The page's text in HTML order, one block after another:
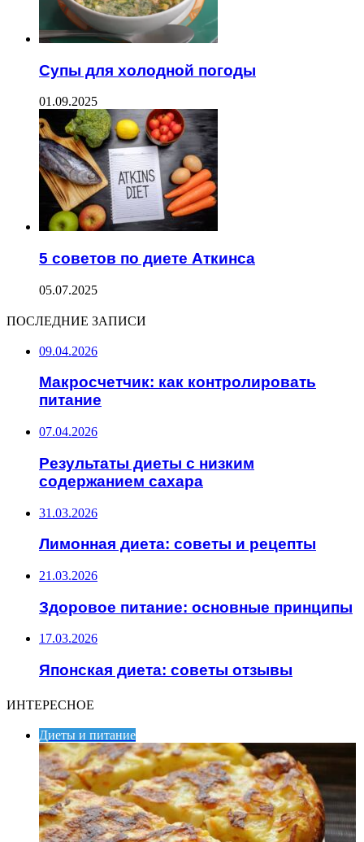
Супы для холодной погоды
01.09.2025
5 советов по диете Аткинса
05.07.2025
ПОСЛЕДНИЕ ЗАПИСИ
09.04.2026
Макросчетчик: как контролировать
питание
07.04.2026
Результаты диеты с низким
содержанием сахара
31.03.2026
Лимонная диета: советы и рецепты
21.03.2026
Здоровое питание: основные принципы
17.03.2026
Японская диета: советы отзывы
ИНТЕРЕСНОЕ
Диеты и питание